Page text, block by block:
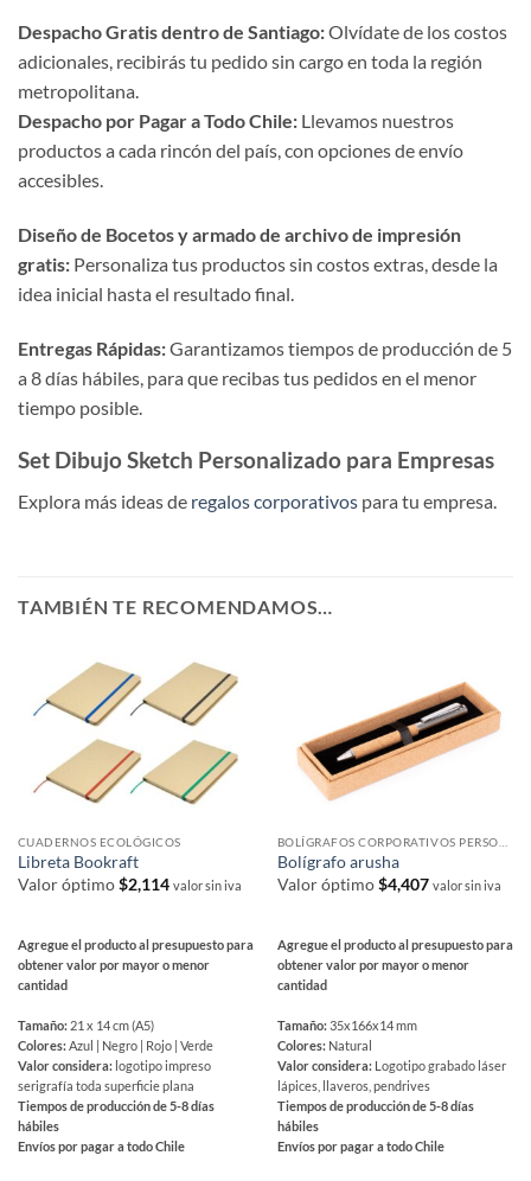
Despacho Gratis dentro de Santiago:Olvídate de los costos
adicionales, recibirás tu pedido sin cargo en toda la región
metropolitana.
Despacho por Pagar a Todo Chile: Llevamos nuestros
productos a cada rincón del país, con opciones de envío
accesibles.
Diseño de Bocetos y armado de archivo de impresión
gratis: Personaliza tus productos sin costos extras, desde la
idea inicial hasta el resultado final.
Entregas Rápidas:Garantizamos tiempos de producción de 5
a 8 días hábiles, para que recibas tus pedidos en el menor
tiempo posible.
Set Dibujo Sketch Personalizado para Empresas
Explora más ideas de regalos corporativos para tu empresa.
TAMBIÉN TE RECOMENDAMOS…
CUADERNOS ECOLÓGICOS
Libreta Bookraft
Valor óptimo$2,114 valor sin iva
Agregue el producto al presupuesto para
obtener valor por mayor o menor
cantidad
Tamaño: 21 x 14 cm (A5)
Colores:Azul | Negro | Rojo | Verde
Valor considera: logotipo impreso
serigrafía toda superficie plana
Tiempos de producción de 5-8 días
hábiles
Envíos por pagar a todo Chile
Bolígrafo arusha
Valor óptimo$4,407 valor sin iva
Agregue el producto al presupuesto para
obtener valor por mayor o menor
cantidad
Tamaño:35x166x14 mm
Colores: Natural
Valor considera: Logotipo grabado láser
lápices, llaveros, pendrives
Tiempos de producción de 5-8 días
hábiles
Envíos por pagar a todo Chile